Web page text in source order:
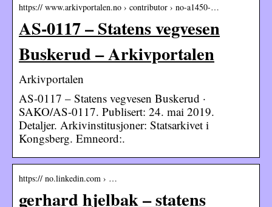
https:// www.arkivportalen.no › contributor › no-a1450-…
AS-0117 – Statens vegvesen
Buskerud – Arkivportalen
Arkivportalen
AS-0117 – Statens vegvesen Buskerud ·
SAKO/AS-0117. Publisert: 24. mai 2019.
Detaljer. Arkivinstitusjoner: Statsarkivet i
Kongsberg. Emneord:.
https:// no.linkedin.com › …
gerhard hjelbak – statens